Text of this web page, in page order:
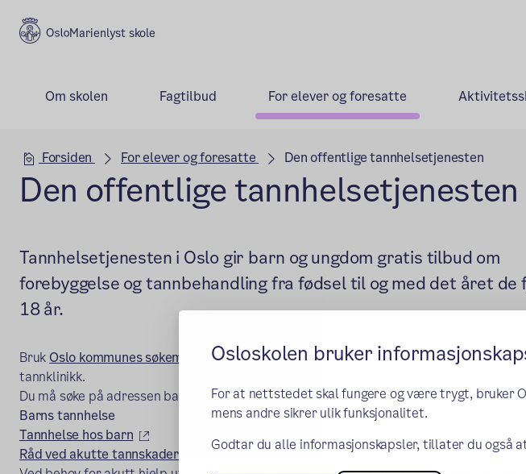
Osloskolen bruker
For at nettstedet skal fungere og være trygt, bruker
mens andre sikrer ulik funksjonalitet.
Godtar du alle informasjonskapsler, tillater du også
Marienlyst skole
Om skolen Fagtilbud For elever og foresatte
Hovedseksjon
Forsiden For elever og foresatte Den offentlige tannhelsetjenesten
Den offentlige tannhelsetjenesten
Tannhelsetjenesten i Oslo gir barn og ungdom gratis tilbud om
forebyggelse og tannbehandling fra fødsel til og med det året de
18 år.
BrukOslo kommunes søkemotor (ekstern lenke)
for å finne kontaktinformasjon og åpningstid til ditt
tannklinikk.
Du må søke på adressen barnet er folkeregistrert på.
Barns tannhelse
Tannhelse hos barn
(ekstern lenke)
Råd ved akutte tannskader
(ekstern lenke)